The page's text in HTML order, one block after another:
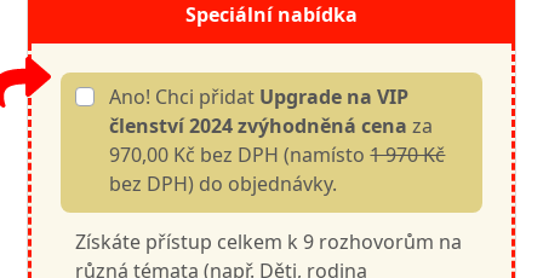
Speciální nabídka
Ano! Chci přidat Upgrade na VIP
členství 2024 zvýhodněná cena za
970,00 Kč bez DPH (namísto1 970 Kč
bez DPH) do objednávky.
Získáte přístup celkem k 9 rozhovorům na
různá témata (např. Děti, rodina